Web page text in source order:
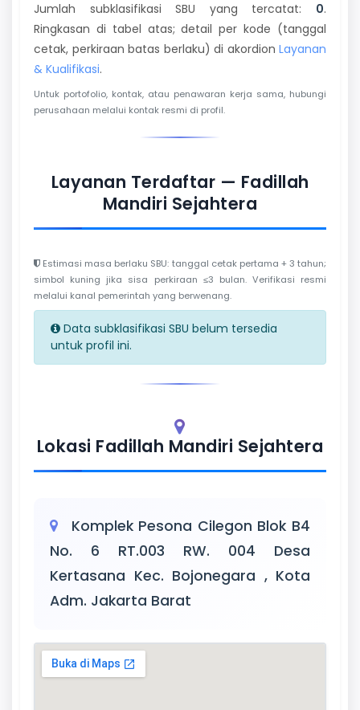
Jumlah subklasifikasi SBU yang tercatat: 0.
Ringkasan di tabel atas; detail per kode (tanggal
cetak, perkiraan batas berlaku) di akordion Layanan
& Kualifikasi.
Untuk portofolio, kontak, atau penawaran kerja sama, hubungi
perusahaan melalui kontak resmi di profil.
Layanan Terdaftar — Fadillah
Mandiri Sejahtera
Estimasi masa berlaku SBU: tanggal cetak pertama + 3 tahun;
simbol kuning jika sisa perkiraan ≤3 bulan. Verifikasi resmi
melalui kanal pemerintah yang berwenang.
Data subklasifikasi SBU belum tersedia
untuk profil ini.
Lokasi Fadillah Mandiri Sejahtera
Komplek Pesona Cilegon Blok B4
No. 6 RT.003 RW. 004 Desa
Kertasana Kec. Bojonegara , Kota
Adm. Jakarta Barat